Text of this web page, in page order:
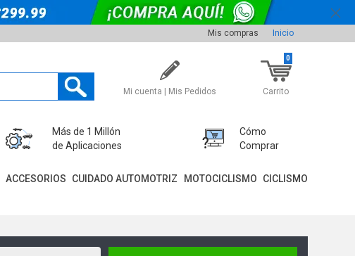
Mis compras Inicio
Mi cuenta | Mis Pedidos Carrito
0
Más de 1 Millón
de Aplicaciones
Cómo
Comprar
ACCESORIOS CUIDADO AUTOMOTRIZ MOTOCICLISMO CICLISMO